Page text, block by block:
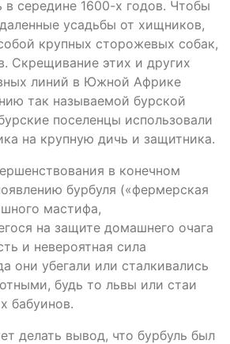
в середине 1600-х годов. Чтобы
усадьбы от хищников,
крупных сторожевых собак,
Скрещивание этих и других
линий в Южной Африке
так называемой бурской
поселенцы использовали
на крупную дичь и защитника.
в конечном
бурбуля («фермерская
мастифа,
на защите домашнего очага
и невероятная сила
они убегали или сталкивались
будь то львы или стаи
бабуинов.
делать вывод, что бурбуль был